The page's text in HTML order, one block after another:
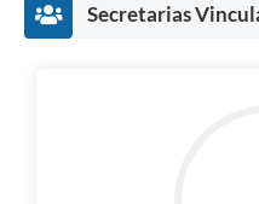
Secretarias